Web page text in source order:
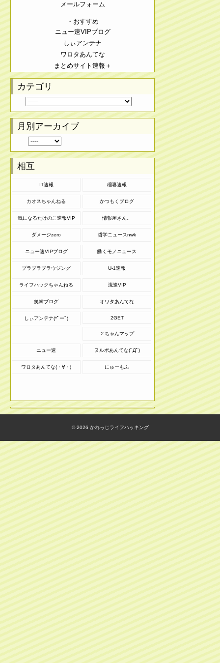
メールフォーム
・おすすめ
ニュー速VIPブログ
しぃアンテナ
ワロタあんてな
まとめサイト速報＋
カテゴリ
月別アーカイブ
相互
IT速報 稲妻速報
カオスちゃんねる かつもくブログ
気になるたけのこ速報VIP 情報屋さん。
ダメージzero 哲学ニュースnwk
ニュー速VIPブログ 働くモノニュース
ブラブラブラウジング U-1速報
ライフハックちゃんねる 流速VIP
笑韓ブログ オワタあんてな
しぃアンテナ(*ﾟーﾟ) 2GET
２ちゃんマップ
ニュー速 ヌルポあんてな(ﾟДﾟ)
ワロタあんてな(・∀・) にゅーもふ
© 2026 かれっじライフハッキング